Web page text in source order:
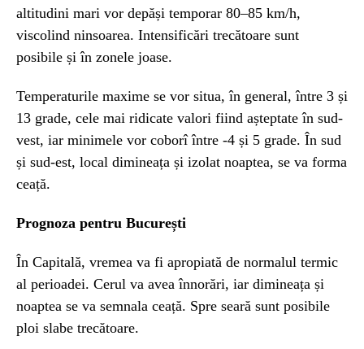
altitudini mari vor depăși temporar 80–85 km/h,
viscolind ninsoarea. Intensificări trecătoare sunt
posibile și în zonele joase.
Temperaturile maxime se vor situa, în general, între 3 și
13 grade, cele mai ridicate valori fiind așteptate în sud-
vest, iar minimele vor coborî între -4 și 5 grade. În sud
și sud-est, local dimineața și izolat noaptea, se va forma
ceață.
Prognoza pentru București
În Capitală, vremea va fi apropiată de normalul termic
al perioadei. Cerul va avea înnorări, iar dimineața și
noaptea se va semnala ceață. Spre seară sunt posibile
ploi slabe trecătoare.